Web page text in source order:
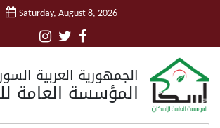
Saturday, August 8, 2026
الجمهورية العربية
المؤسسة العامة